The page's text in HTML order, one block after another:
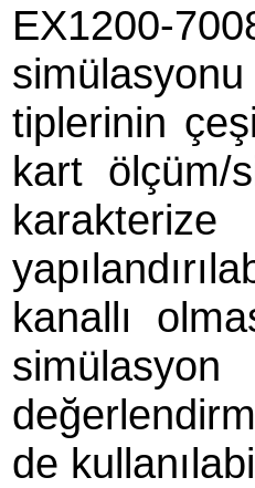
EX1200-
tiplerinin
kart ölçüm/
kanallı
de